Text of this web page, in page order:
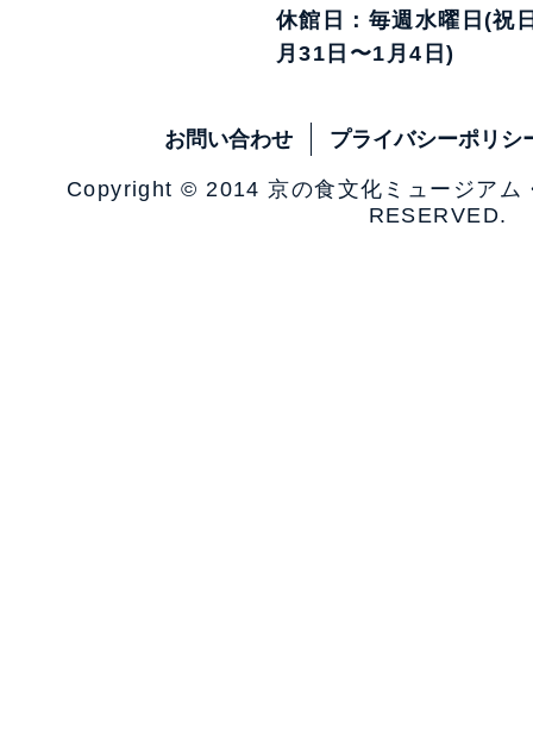
休館日：毎週水曜日(祝
月31日〜1月4日)
お問い合わせ プライバシーポリシ
Copyright © 2014 京の食文化ミュージア
RESERVED.